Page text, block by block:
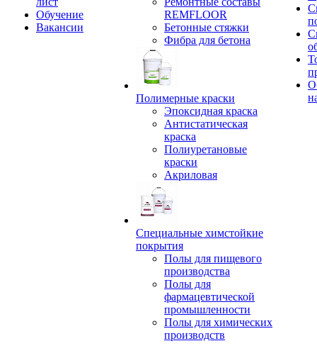
Обучение
Вакансии
REMFLOOR
Бетонные стяжки
Фибра для бетона
Полимерные краски
Эпоксидная краска
Антистатическая
краска
Полиуретановые
краски
Акриловая
Специальные химстойкие
покрытия
Полы для пищевого
производства
Полы для
фармацевтической
промышленности
Полы для химических
производств